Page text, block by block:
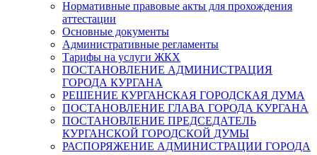
Нормативные правовые акты для прохождения
аттестации
Основные документы
Административные регламенты
Тарифы на услуги ЖКХ
ПОСТАНОВЛЕНИЕ АДМИНИСТРАЦИЯ
ГОРОДА КУРГАНА
РЕШЕНИЕ КУРГАНСКАЯ ГОРОДСКАЯ ДУМА
ПОСТАНОВЛЕНИЕ ГЛАВА ГОРОДА КУРГАНА
ПОСТАНОВЛЕНИЕ ПРЕДСЕДАТЕЛЬ
КУРГАНСКОЙ ГОРОДСКОЙ ДУМЫ
РАСПОРЯЖЕНИЕ АДМИНИСТРАЦИИ ГОРОДА